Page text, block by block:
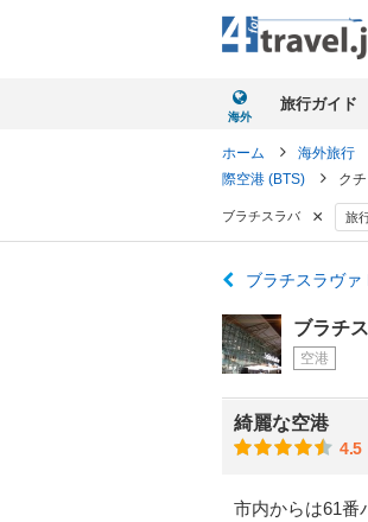
海外
旅行ガイド
ホーム 海外旅行
際空港 (BTS)
ク
ブラチスラバ × 旅
ブラチスラヴ
ブラチ
空港
綺麗な空港
4.5
市内からは61番